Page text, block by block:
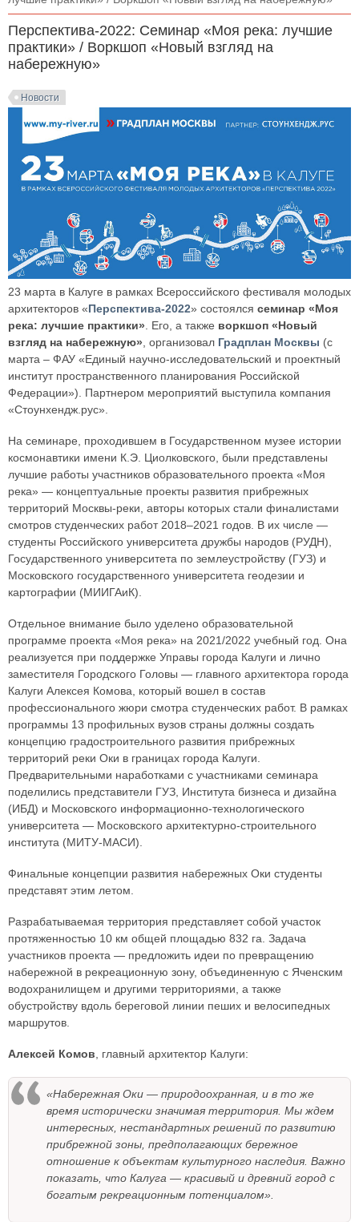
Перспектива-2022: Семинар «Моя река: лучшие
практики» / Воркшоп «Новый взгляд на
набережную»
Новости
23 марта в Калуге в рамках Всероссийского фестиваля молодых
архитекторов «Перспектива-2022» состоялся семинар «Моя
река: лучшие практики». Его, а также воркшоп «Новый
взгляд на набережную», организовал Градплан Москвы (с
марта – ФАУ «Единый научно-исследовательский и проектный
институт пространственного планирования Российской
Федерации»). Партнером мероприятий выступила компания
«Стоунхендж.рус».
На семинаре, проходившем в Государственном музее истории
космонавтики имени К.Э. Циолковского, были представлены
лучшие работы участников образовательного проекта «Моя
река» — концептуальные проекты развития прибрежных
территорий Москвы-реки, авторы которых стали финалистами
смотров студенческих работ 2018–2021 годов. В их числе —
студенты Российского университета дружбы народов (РУДН),
Государственного университета по землеустройству (ГУЗ) и
Московского государственного университета геодезии и
картографии (МИИГАиК).
Отдельное внимание было уделено образовательной
программе проекта «Моя река» на 2021/2022 учебный год. Она
реализуется при поддержке Управы города Калуги и лично
заместителя Городского Головы — главного архитектора города
Калуги Алексея Комова, который вошел в состав
профессионального жюри смотра студенческих работ. В рамках
программы 13 профильных вузов страны должны создать
концепцию градостроительного развития прибрежных
территорий реки Оки в границах города Калуги.
Предварительными наработками с участниками семинара
поделились представители ГУЗ, Института бизнеса и дизайна
(ИБД) и Московского информационно-технологического
университета — Московского архитектурно-строительного
института (МИТУ-МАСИ).
Финальные концепции развития набережных Оки студенты
представят этим летом.
Разрабатываемая территория представляет собой участок
протяженностью 10 км общей площадью 832 га. Задача
участников проекта — предложить идеи по превращению
набережной в рекреационную зону, объединенную с Яченским
водохранилищем и другими территориями, а также
обустройству вдоль береговой линии пеших и велосипедных
маршрутов.
Алексей Комов, главный архитектор Калуги:
«Набережная Оки — природоохранная, и в то же
время исторически значимая территория. Мы ждем
интересных, нестандартных решений по развитию
прибрежной зоны, предполагающих бережное
отношение к объектам культурного наследия. Важно
показать, что Калуга — красивый и древний город с
богатым рекреационным потенциалом».